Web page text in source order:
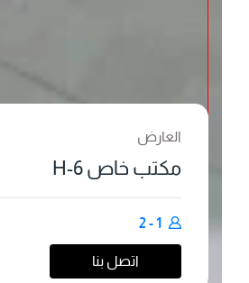
العارض
مكتب خاص 6-H
1 - 2
اتصل بنا